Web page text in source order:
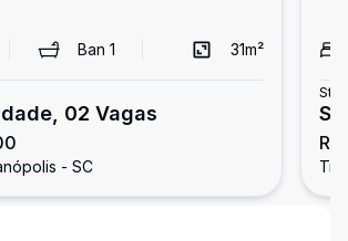
Ban 1 31m²
02 Vagas
- SC